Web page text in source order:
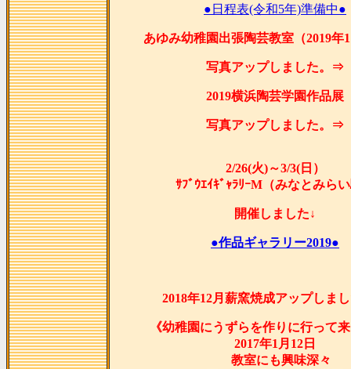
●日程表(令和5年)準備中●
あゆみ幼稚園出張陶芸教室（2019年
写真アップしました。⇒
2019横浜陶芸学園作品展
写真アップしました。⇒
2/26(火)～3/3(日）
ｻﾌﾞｳｴｲｷﾞｬﾗﾘｰM（みなとみら
開催しました↓
●作品ギャラリー2019●
2018年12月薪窯焼成アップしま
《幼稚園にうずらを作りに行って
2017年1月12日
教室にも興味深々